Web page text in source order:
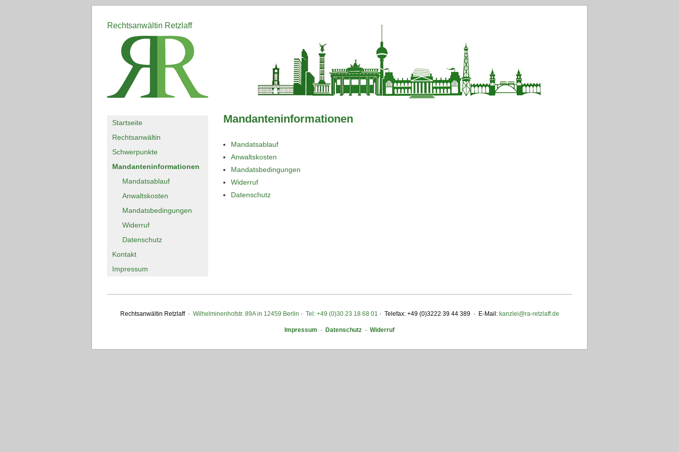
Rechtsanwältin Retzlaff
Mandanteninformationen
Mandatsablauf
Anwaltskosten
Mandatsbedingungen
Widerruf
Datenschutz
Startseite
Rechtsanwältin
Schwerpunkte
Mandanteninformationen
Mandatsablauf
Anwaltskosten
Mandatsbedingungen
Widerruf
Datenschutz
Kontakt
Impressum
Rechtsanwältin Retzlaff · Wilhelminenhofstr. 89A in 12459 Berlin · Tel: +49 (0)30 23 18 68 01 · Telefax: +49 (0)3222 39 44 389 · E-Mail: kanzlei@ra-retzlaff.de
Impressum · Datenschutz · Widerruf